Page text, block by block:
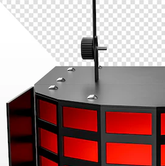
Креативная платформа для создания
ваших лучших работ. Более 1 миллиона
подписчиков среди креаторов,
предприятий, агентств и студий.
Pусский